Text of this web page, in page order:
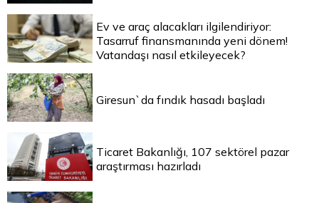
Ev ve araç alacakları ilgilendiriyor:
Tasarruf finansmanında yeni dönem!
Vatandaşı nasıl etkileyecek?
Giresun`da fındık hasadı başladı
Ticaret Bakanlığı, 107 sektörel pazar
araştırması hazırladı